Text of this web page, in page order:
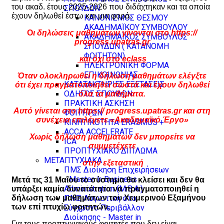
ΣΠΟΥΔΩΝ
ΚΑΝΟΝΙΣΜΟΣ ΘΕΣΜΟΥ
ΑΚΑΔΗΜΑΪΚΟΥ ΣΥΜΒΟΥΛΟΥ
ΑΚΑΔΗΜΑΪΚΟΣ ΣΥΜΒΟΥΛΟΣ
ΣΠΟΥΔΩΝ ( ΚΑΤΑΝΟΜΗ
ΦΟΙΤΗΤΩΝ)
ΗΛΕΚΤΡΟΝΙΚΗ ΦΟΡΜΑ
ΕΠΙΚΟΙΝΩΝΙΑΣ
ΚΑΤΑΤΑΚΤΗΡΙΕΣ ΕΞΕΤΑΣΕΙΣ
ΟΔΗΓΟΣ ΣΠΟΥΔΩΝ
ΠΡΑΚΤΙΚΗ ΑΣΚΗΣΗ
ΦΟΙΤΗΤΩΝ
ΚΙΝΗΤΙΚΟΤΗΤΑ ERASMUS +
ACCA ACCELERATE
ICA
ΠΡΟΠΤΥΧΙΑΚΟ ΔΙΠΛΩΜΑ
ΜΕΤΑΠΤΥΧΙΑΚΑ
ΠΜΣ Διοίκηση Επιχειρήσεων
- Master in Business
Administration (M.B.A.)
ΠΜΣ Λογιστική στο
Σύγχρονο Περιβάλλον
Διοίκησης - Master in
του ακαδ. έτους 2025-2026 που διδάχτηκαν και τα οποία
έχουν δηλωθεί έστω και μια φορά.
Οι δηλώσεις μαθημάτων γίνονται στοhttps://
progress.upatras.gr
και όχι στοeclass
Όταν ολοκληρωθεί η δήλωση μαθημάτων ελέγξτε
ότι έχει πραγματοποιηθεί σωστά και έχουν δηλωθεί
όλα τα μαθήματα.
Αυτό γίνεται στοhttps://progress.upatras.grκαι στη
συνέχεια επιλέγετε «Ακαδημαϊκό Έργο»
Χωρίς δήλωση μαθημάτων δεν μπορείτε να
συμμετέχετε
στην εξεταστική
Μετά τις 31 Μαΐου το σύστημα θα κλείσει και δεν θα
υπάρξει καμία δυνατότητα να πραγματοποιηθεί η
δήλωση των μαθημάτων του Χειμερινού Εξαμήνου
των επί πτυχίω φοιτητών.